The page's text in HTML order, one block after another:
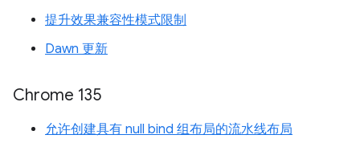
提升效果兼容性模式限制
Dawn 更新
Chrome 135
允许创建具有 null bind 组布局的流水线布局